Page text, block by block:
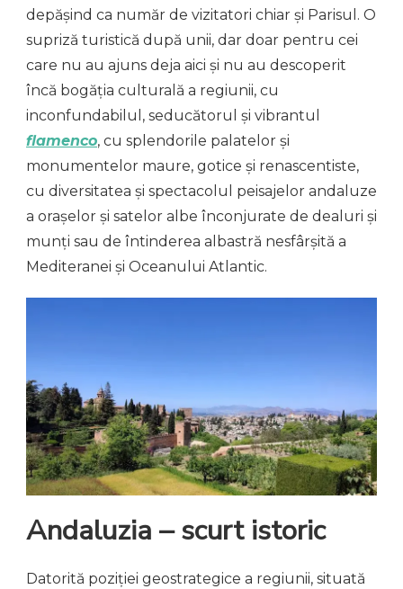
depășind ca număr de vizitatori chiar și Parisul. O
supriză turistică după unii, dar doar pentru cei
care nu au ajuns deja aici și nu au descoperit
încă bogăția culturală a regiunii, cu
inconfundabilul, seducătorul și vibrantul
flamenco, cu splendorile palatelor și
monumentelor maure, gotice și renascentiste,
cu diversitatea și spectacolul peisajelor andaluze
a orașelor și satelor albe înconjurate de dealuri și
munți sau de întinderea albastră nesfârșită a
Mediteranei și Oceanului Atlantic.
Andaluzia – scurt istoric
Datorită poziției geostrategice a regiunii, situată